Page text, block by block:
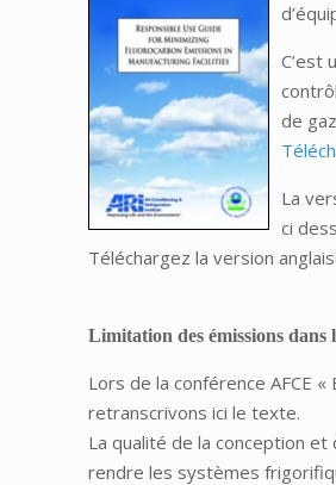
C’est
de
La
ci
Téléchargez la version
Limitation des émissions
Lors de la conférence AFCE
retranscrivons ici le texte.
La qualité de la conception
rendre les systèmes